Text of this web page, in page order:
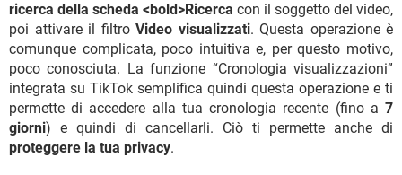
ricerca della scheda <bold>Ricerca con il soggetto del video,
poi attivare il filtro Video visualizzati. Questa operazione è
comunque complicata, poco intuitiva e, per questo motivo,
poco conosciuta. La funzione “Cronologia visualizzazioni”
integrata su TikTok semplifica quindi questa operazione e ti
permette di accedere alla tua cronologia recente (fino a 7
giorni) e quindi di cancellarli. Ciò ti permette anche di
proteggere la tua privacy.